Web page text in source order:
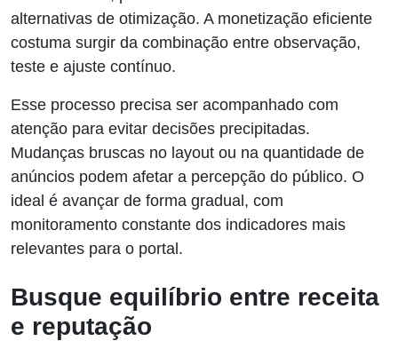
alternativas de otimização. A monetização eficiente
costuma surgir da combinação entre observação,
teste e ajuste contínuo.
Esse processo precisa ser acompanhado com
atenção para evitar decisões precipitadas.
Mudanças bruscas no layout ou na quantidade de
anúncios podem afetar a percepção do público. O
ideal é avançar de forma gradual, com
monitoramento constante dos indicadores mais
relevantes para o portal.
Busque equilíbrio entre receita
e reputação